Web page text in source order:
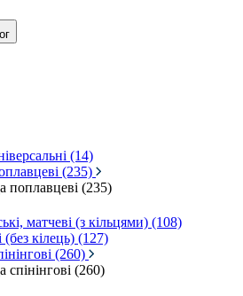
(14)
(235)
поплавцеві (235)
матчеві (з кільцями) (108)
(без кілець) (127)
(260)
(260)